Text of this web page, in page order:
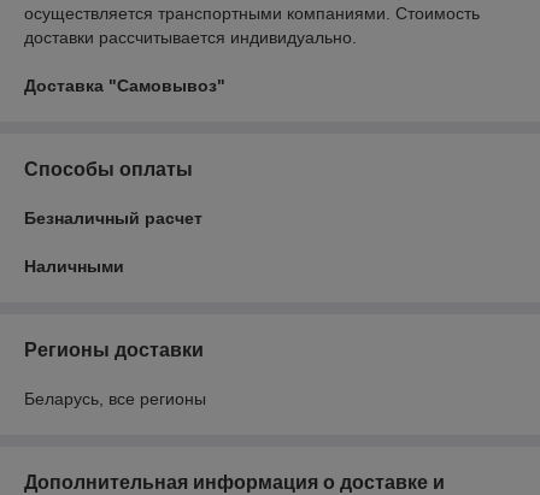
осуществляется транспортными компаниями. Стоимость
доставки рассчитывается индивидуально.
Доставка "Самовывоз"
Способы оплаты
Безналичный расчет
Наличными
Регионы доставки
Беларусь, все регионы
Дополнительная информация о доставке и